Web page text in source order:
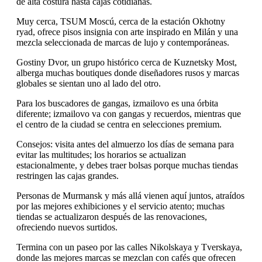
Muy cerca, TSUM Moscú, cerca de la estación Okhotny
ryad, ofrece pisos insignia con arte inspirado en Milán y una
mezcla seleccionada de marcas de lujo y contemporáneas.
Gostiny Dvor, un grupo histórico cerca de Kuznetsky Most,
alberga muchas boutiques donde diseñadores rusos y marcas
globales se sientan uno al lado del otro.
Para los buscadores de gangas, izmailovo es una órbita
diferente; izmailovo va con gangas y recuerdos, mientras que
el centro de la ciudad se centra en selecciones premium.
Consejos: visita antes del almuerzo los días de semana para
evitar las multitudes; los horarios se actualizan
estacionalmente, y debes traer bolsas porque muchas tiendas
restringen las cajas grandes.
Personas de Murmansk y más allá vienen aquí juntos, atraídos
por las mejores exhibiciones y el servicio atento; muchas
tiendas se actualizaron después de las renovaciones,
ofreciendo nuevos surtidos.
Termina con un paseo por las calles Nikolskaya y Tverskaya,
donde las mejores marcas se mezclan con cafés que ofrecen